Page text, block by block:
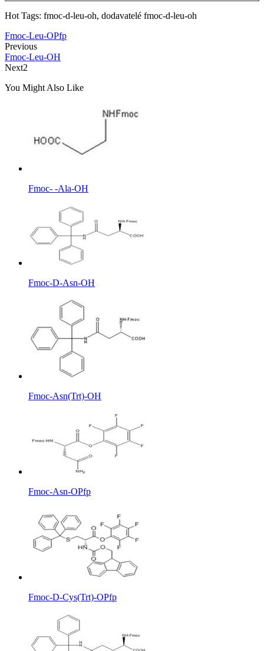
Hot Tags: fmoc-d-leu-oh, dodavatelé fmoc-d-leu-oh
Fmoc-Leu-OPfp
Previous
Fmoc-Leu-OH
Next2
You Might Also Like
Fmoc- -Ala-OH
Fmoc-D-Asn-OH
Fmoc-Asn(Trt)-OH
Fmoc-Asn-OPfp
Fmoc-D-Cys(Trt)-OPfp